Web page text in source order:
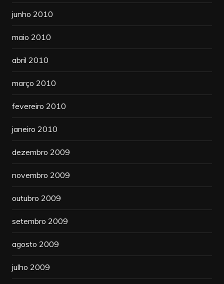
junho 2010
maio 2010
abril 2010
março 2010
fevereiro 2010
janeiro 2010
dezembro 2009
novembro 2009
outubro 2009
setembro 2009
agosto 2009
julho 2009